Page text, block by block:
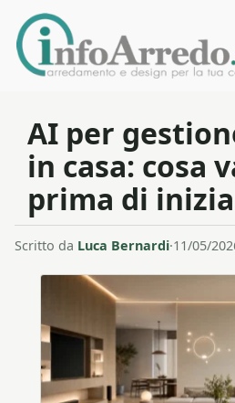
AI per
in casa: cosa
prima di
Scritto da Luca Bernardi·11/05/